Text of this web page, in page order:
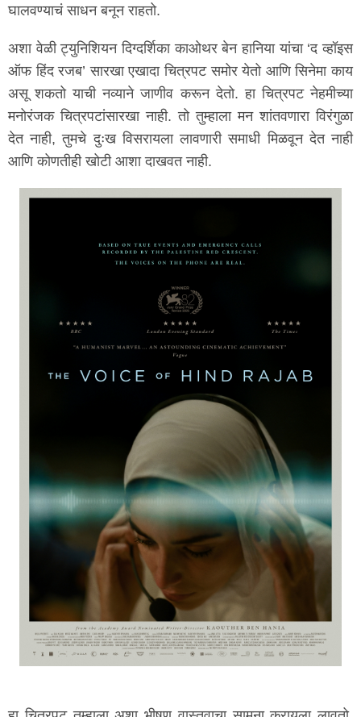
घालवण्याचं साधन बनून राहतो.
अशा वेळी ट्युनिशियन दिग्दर्शिका काओथर बेन हानिया यांचा ‘द व्हॉइस
ऑफ हिंद रजब’ सारखा एखादा चित्रपट समोर येतो आणि सिनेमा काय
असू शकतो याची नव्याने जाणीव करून देतो. हा चित्रपट नेहमीच्या
मनोरंजक चित्रपटांसारखा नाही. तो तुम्हाला मन शांतवणारा विरंगुळा
देत नाही, तुमचे दुःख विसरायला लावणारी समाधी मिळवून देत नाही
आणि कोणतीही खोटी आशा दाखवत नाही.